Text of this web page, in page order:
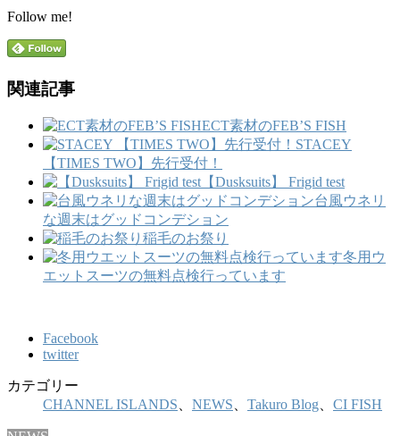
Follow me!
関連記事
ECT素材のFEB’S FISH
STACEY
【TIMES TWO】先行受付！
【Dusksuits】 Frigid test
台風ウネリ
な週末はグッドコンデション
稲毛のお祭り
冬用ウ
エットスーツの無料点検行っています
Facebook
twitter
カテゴリー
CHANNEL ISLANDS
NEWS Takuro Blog CI FISH